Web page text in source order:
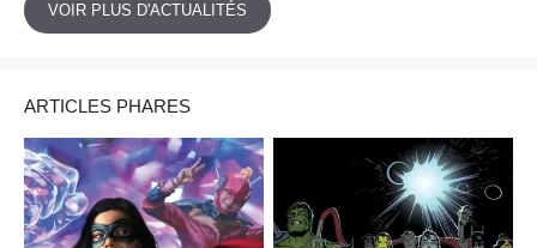
VOIR PLUS D'ACTUALITÉS
ARTICLES PHARES